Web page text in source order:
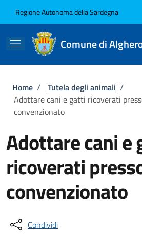
Regione Autonoma della Sardegna
Comune di
Briciole di pane
Home / Tutela degli animali /
Adottare cani e gatti ricoverati
convenzionato
Adottare cani e
ricoverati
convenzionato
Condividi